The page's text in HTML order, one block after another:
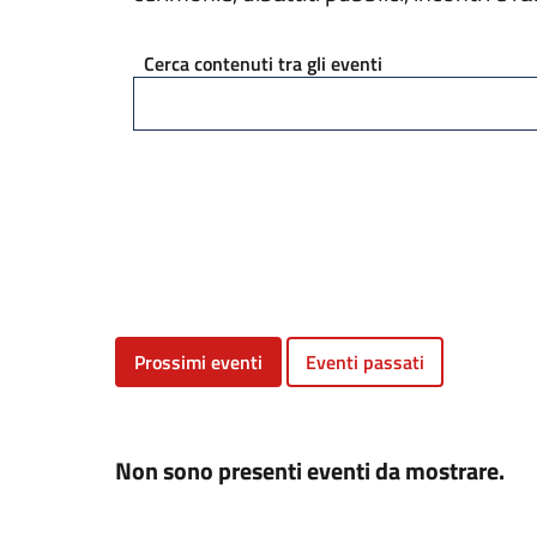
Cerca contenuti tra gli eventi
Prossimi eventi Eventi passati
Non sono presenti eventi da mostrare.